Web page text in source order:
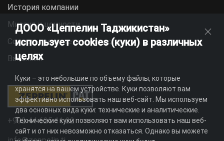
История компании
Миссия и ценности
Социальная ответственность
Вакансии
+992 44 625 11 22
ДООО «Цеппелин Таджикистан»
использует cookies (куки) в различных
целях
Куки – это небольшие по объему файлы, которые
хранятся на вашем устройстве. Куки позволяют вам
эффективно использовать наш веб-сайт. Мы используем
два основных вида куки: технические и аналитические.
Технические куки позволяют вам использовать наш веб-
сайт и от них невозможно отказаться. Однако вы можете